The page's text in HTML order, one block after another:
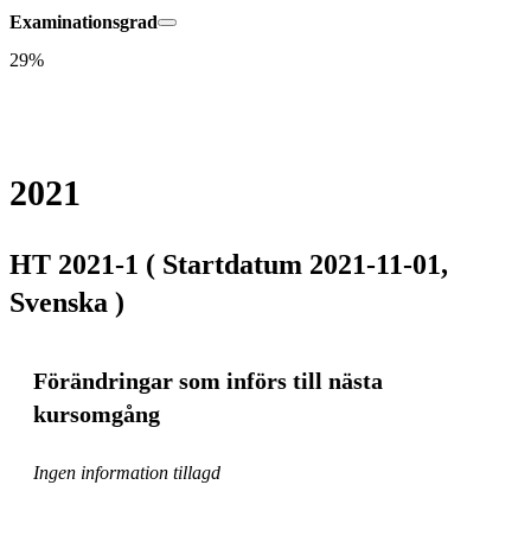
Examinationsgrad
29%
2021
HT 2021-1 ( Startdatum 2021-11-01,
Svenska )
Förändringar som införs till nästa
kursomgång
Ingen information tillagd